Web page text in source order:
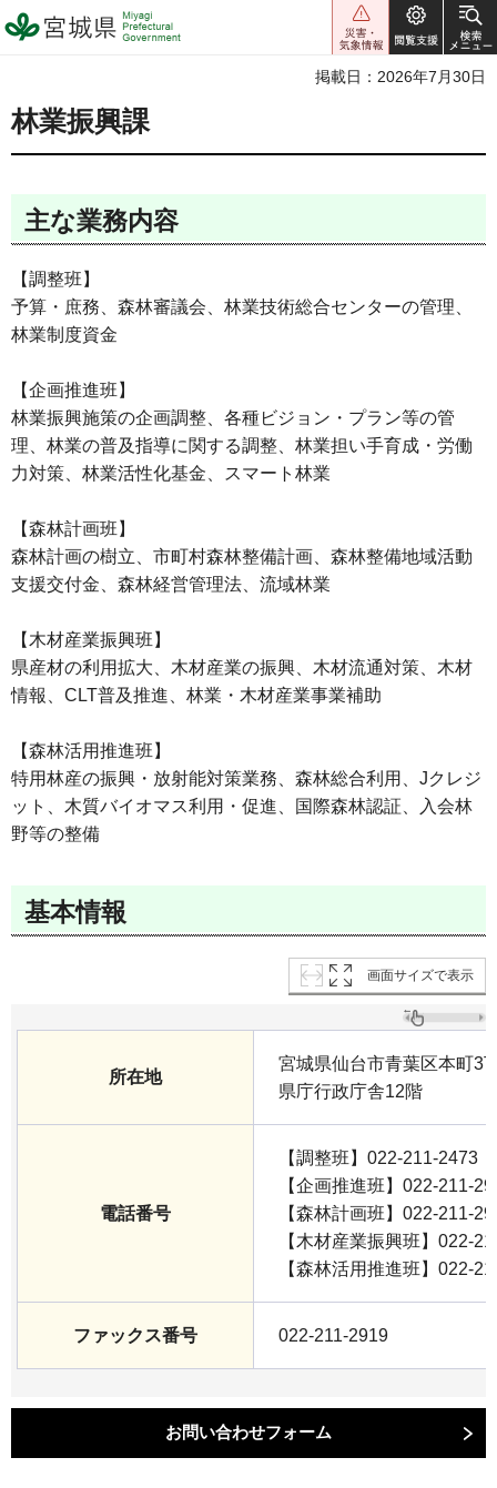
宮城県 Miyagi Prefectural
Government
掲載日：2026年7月30日
林業振興課
主な業務内容
【調整班】
予算・庶務、森林審議会、林業技術総合センターの管理、
林業制度資金
【企画推進班】
林業振興施策の企画調整、各種ビジョン・プラン等の管
理、林業の普及指導に関する調整、林業担い手育成・労働
力対策、林業活性化基金、スマート林業
【森林計画班】
森林計画の樹立、市町村森林整備計画、森林整備地域活動
支援交付金、森林経営管理法、流域林業
【木材産業振興班】
県産材の利用拡大、木材産業の振興、木材流通対策、木材
情報、CLT普及推進、林業・木材産業事業補助
【森林活用推進班】
特用林産の振興・放射能対策業務、森林総合利用、Jクレジ
ット、木質バイオマス利用・促進、国際森林認証、入会林
野等の整備
基本情報
画面サイズで表示
所在地
宮城県仙台市青葉区本町3
県庁行政庁舎12階
電話番号
【調整班】022-211-2473
【企画推進班】022-211-
【森林計画班】022-211-
【木材産業振興班】022-
【森林活用推進班】022-
ファックス番号 022-211-2919